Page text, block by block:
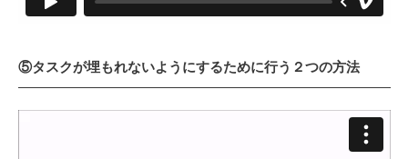
⑤タスクが埋もれないようにするために行う２つの方法